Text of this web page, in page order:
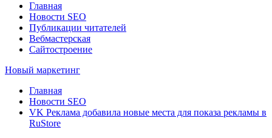
Главная
Новости SEO
Публикации читателей
Вебмастерская
Сайтостроение
Новый маркетинг
Главная
Новости SEO
VK Реклама добавила новые места для показа рекламы в
RuStore